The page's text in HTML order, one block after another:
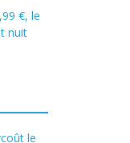
€, le
nuit
le